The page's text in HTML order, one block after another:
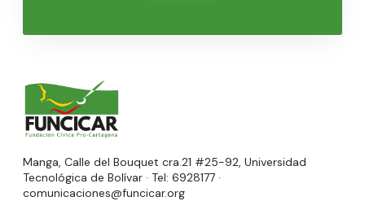
Manga, Calle del Bouquet cra.21 #25-92, Universidad
Tecnológica de Bolívar · Tel: 6928177 ·
comunicaciones@funcicar.org